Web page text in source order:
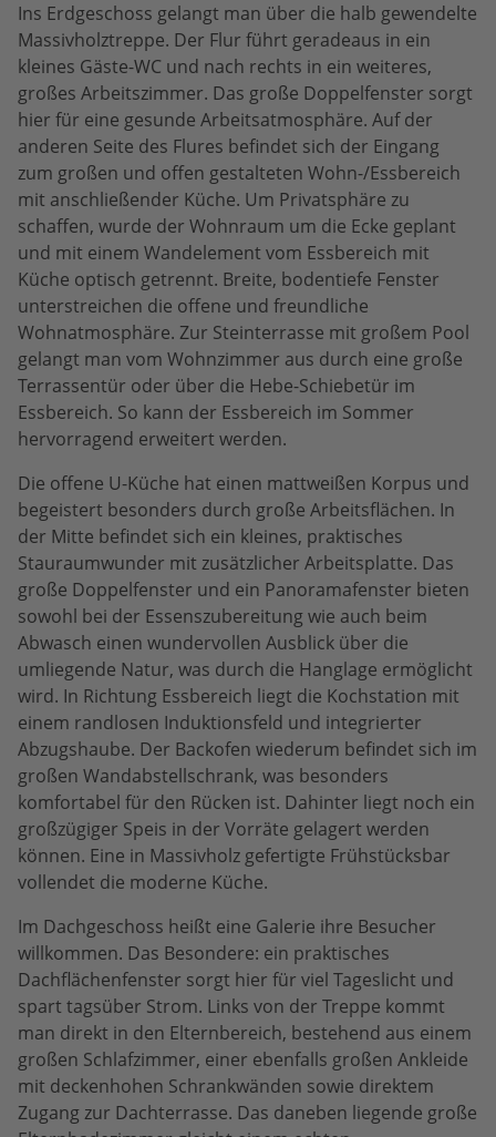
Ins Erdgeschoss gelangt man über die halb gewendelte
Massivholztreppe. Der Flur führt geradeaus in ein
kleines Gäste-WC und nach rechts in ein weiteres,
großes Arbeitszimmer. Das große Doppelfenster sorgt
hier für eine gesunde Arbeitsatmosphäre. Auf der
anderen Seite des Flures befindet sich der Eingang
zum großen und offen gestalteten Wohn-/Essbereich
mit anschließender Küche. Um Privatsphäre zu
schaffen, wurde der Wohnraum um die Ecke geplant
und mit einem Wandelement vom Essbereich mit
Küche optisch getrennt. Breite, bodentiefe Fenster
unterstreichen die offene und freundliche
Wohnatmosphäre. Zur Steinterrasse mit großem Pool
gelangt man vom Wohnzimmer aus durch eine große
Terrassentür oder über die Hebe-Schiebetür im
Essbereich. So kann der Essbereich im Sommer
hervorragend erweitert werden.
Die offene U-Küche hat einen mattweißen Korpus und
begeistert besonders durch große Arbeitsflächen. In
der Mitte befindet sich ein kleines, praktisches
Stauraumwunder mit zusätzlicher Arbeitsplatte. Das
große Doppelfenster und ein Panoramafenster bieten
sowohl bei der Essenszubereitung wie auch beim
Abwasch einen wundervollen Ausblick über die
umliegende Natur, was durch die Hanglage ermöglicht
wird. In Richtung Essbereich liegt die Kochstation mit
einem randlosen Induktionsfeld und integrierter
Abzugshaube. Der Backofen wiederum befindet sich im
großen Wandabstellschrank, was besonders
komfortabel für den Rücken ist. Dahinter liegt noch ein
großzügiger Speis in der Vorräte gelagert werden
können. Eine in Massivholz gefertigte Frühstücksbar
vollendet die moderne Küche.
Im Dachgeschoss heißt eine Galerie ihre Besucher
willkommen. Das Besondere: ein praktisches
Dachflächenfenster sorgt hier für viel Tageslicht und
spart tagsüber Strom. Links von der Treppe kommt
man direkt in den Elternbereich, bestehend aus einem
großen Schlafzimmer, einer ebenfalls großen Ankleide
mit deckenhohen Schrankwänden sowie direktem
Zugang zur Dachterrasse. Das daneben liegende große